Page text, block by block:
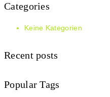
Categories
Keine Kategorien
Recent posts
Popular Tags